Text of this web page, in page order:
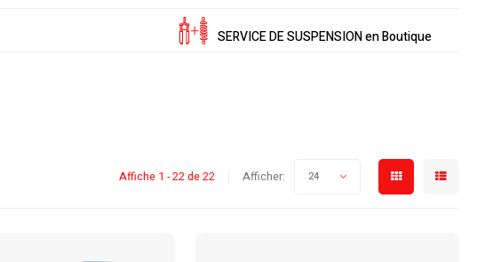
SERVICE DE SUSPENSION en Boutique
Affiche 1 - 22 de 22 Afficher: 24